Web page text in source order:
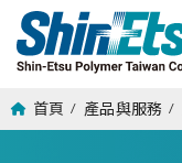
首頁 / 產品與服務 /